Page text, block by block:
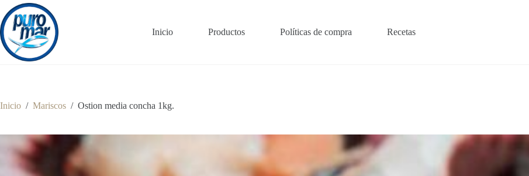
Saltar
al
contenido
Inicio Productos Políticas de compra Recetas
Inicio / Mariscos / Ostion media concha 1kg.